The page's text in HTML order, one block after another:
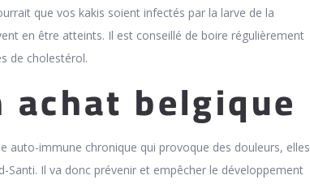
que vos kakis soient infectés par la larve de la
en être atteints. Il est conseillé de boire régulièrement
de cholestérol.
belgique
auto-immune chronique qui provoque des douleurs, elles
Santi. Il va donc prévenir et empêcher le développement